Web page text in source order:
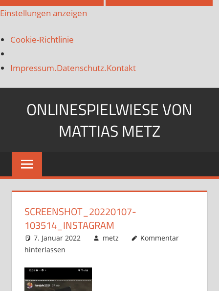
Einstellungen anzeigen
Cookie-Richtlinie
Impressum.Datenschutz.Kontakt
ONLINESPIELWIESE VON
MATTIAS METZ
Pfadfinder.
SciFi-
Gärtner?
SCREENSHOT_20220107-
103514_INSTAGRAM
7. Januar 2022 metz
Kommentar
hinterlassen